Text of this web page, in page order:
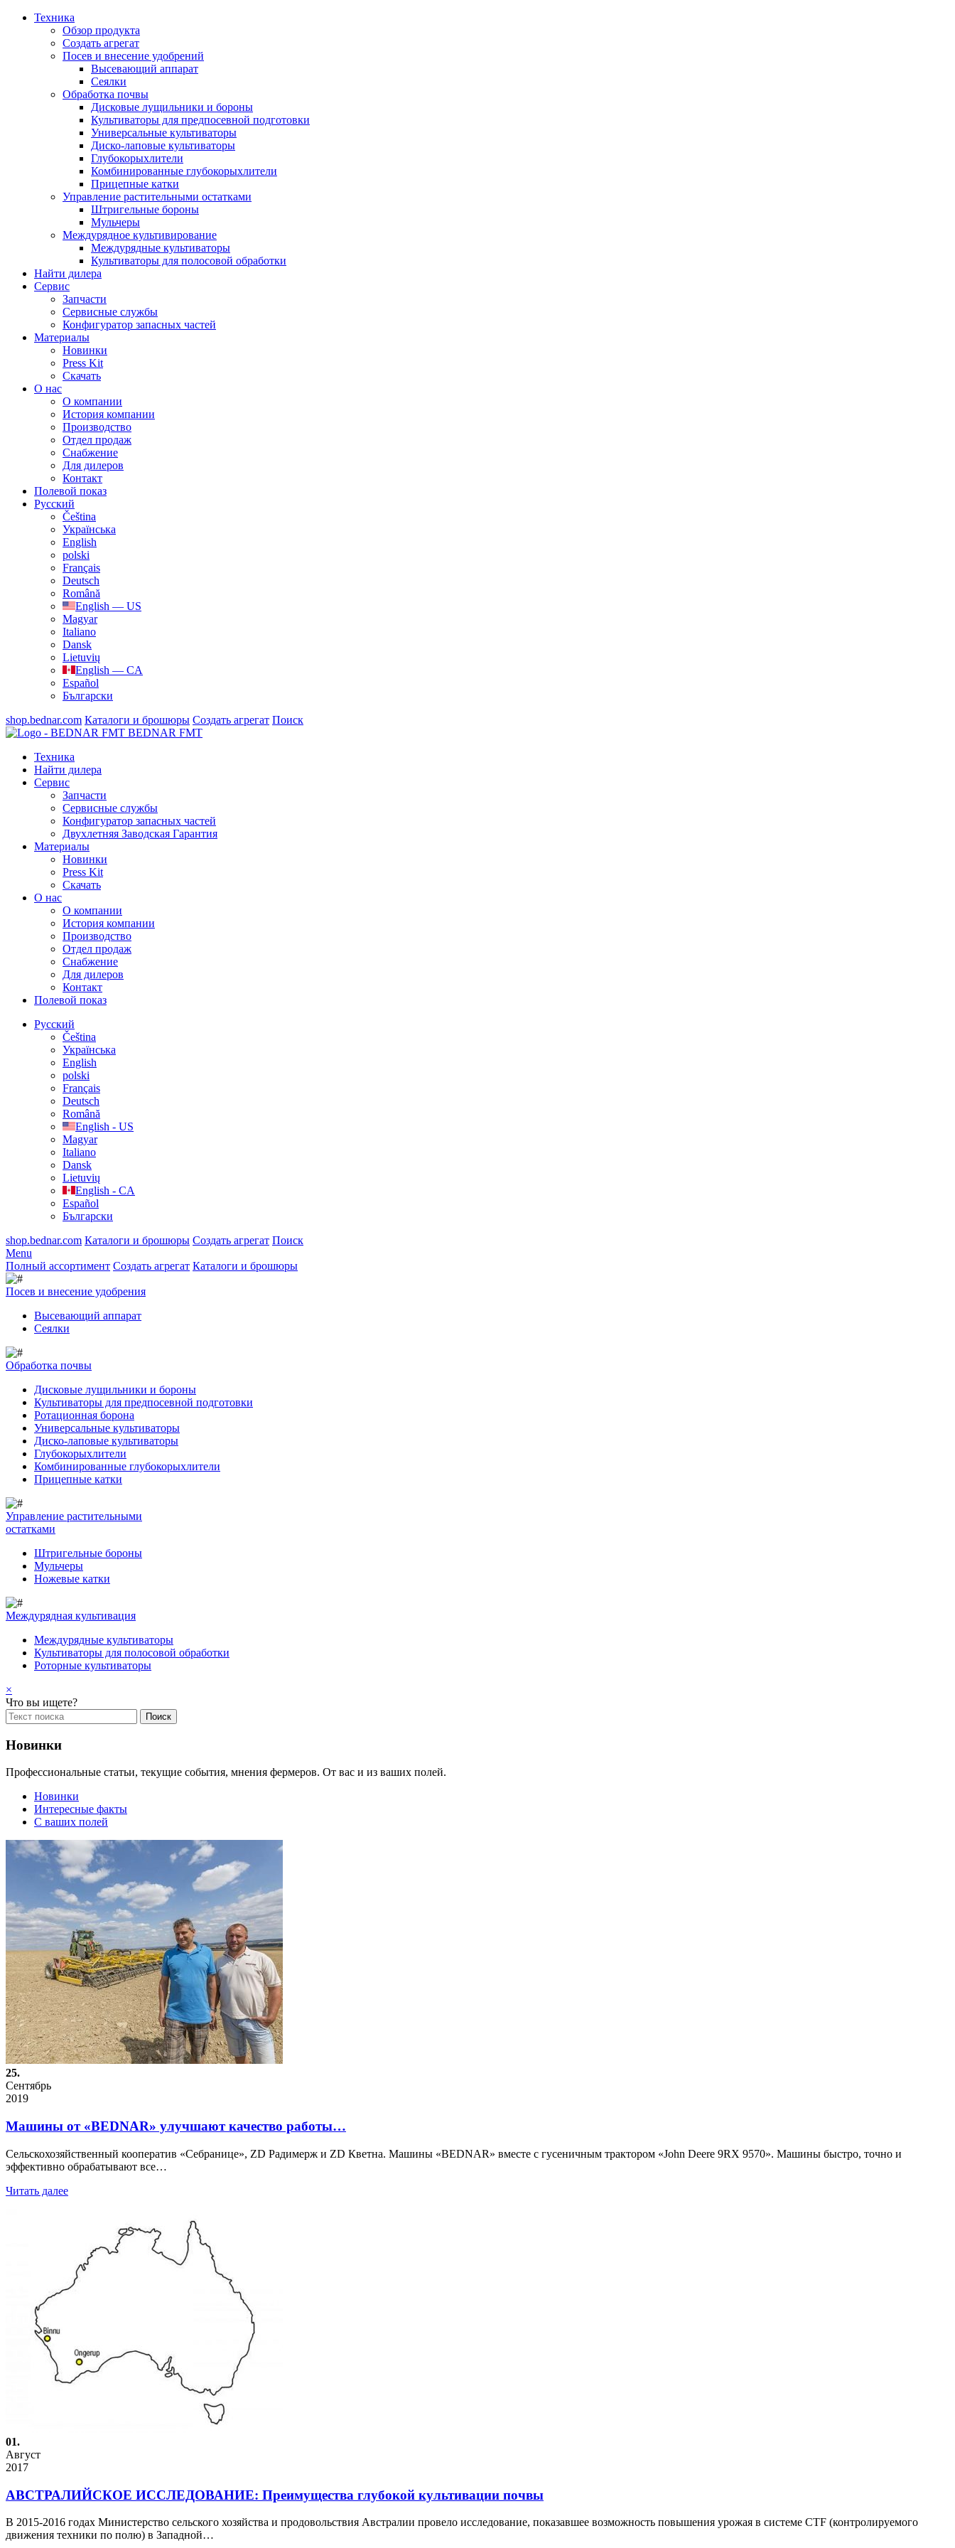
Техника
Обзор продукта
Создать агрегат
Посев и внесение удобрений
Высевающий аппарат
Сеялки
Oбработка почвы
Дисковые лущильники и бороны
Культиваторы для предпосевной подготовки
Универсальные культиваторы
Диско-лаповые культиваторы
Глубокорыхлители
Комбинированные глубокорыхлители
Прицепные катки
Управление растительными остатками
Штригельные бороны
Мульчеры
Междурядное культивирование
Междурядные культиваторы
Культиваторы для полосовой обработки
Найти дилера
Сервис
Запчасти
Сервисные службы
Конфигуратор запасных частей
Материалы
Новинки
Press Kit
Скачать
О нас
О компании
История компании
Производство
Отдел продаж
Cнабжение
Для дилеров
Контакт
Полевой показ
Русский
Čeština
Українська
English
polski
Français
Deutsch
Română
English — US
Magyar
Italiano
Dansk
Lietuvių
English — CA
Español
Български
shop.bednar.com Каталоги и брошюры Создать агрегат Поиск
BEDNAR FMT
Техника
Найти дилера
Сервис
Запчасти
Сервисные службы
Конфигуратор запасных частей
Двухлетняя Заводская Гарантия
Материалы
Новинки
Press Kit
Скачать
О нас
О компании
История компании
Производство
Отдел продаж
Cнабжение
Для дилеров
Контакт
Полевой показ
Русский
Čeština
Українська
English
polski
Français
Deutsch
Română
English - US
Magyar
Italiano
Dansk
Lietuvių
English - CA
Español
Български
shop.bednar.com Каталоги и брошюры Создать агрегат Поиск
Menu
Полный ассортимент Создать агрегат Каталоги и брошюры
Посев и внесение удобрения
Высевающий аппарат
Сеялки
Обработка почвы
Дисковые лущильники и бороны
Культиваторы для предпосевной подготовки
Ротационная борона
Универсальные культиваторы
Диско-лаповые культиваторы
Глубокорыхлители
Комбинированные глубокорыхлители
Прицепные катки
Управление растительными
остатками
Штригельные бороны
Мульчеры
Ножевые катки
Междурядная культивация
Междурядные культиваторы
Культиваторы для полосовой обработки
Роторные культиваторы
×
Что вы ищете?
Новинки
Профессиональные статьи, текущие события, мнения фермеров. От вас и из ваших полей.
Новинки
Интересные факты
С ваших полей
25.
Сентябрь
2019
Машины от «BEDNAR» улучшают качество работы…
Сельскохозяйственный кооператив «Себранице», ZD Радимерж и ZD Кветна. Машины «BEDNAR» вместе с гусеничным трактором «John Deere 9RX 9570». Машины быстро, точно и
эффективно обрабатывают все…
Читать далее
01.
Август
2017
АВСТРАЛИЙСКОЕ ИССЛЕДОВАНИЕ: Преимущества глубокой культивации почвы
В 2015-2016 годах Министерство сельского хозяйства и продовольствия Австралии провело исследование, показавшее возможность повышения урожая в системе CTF (контролируемого
движения техники по полю) в Западной…